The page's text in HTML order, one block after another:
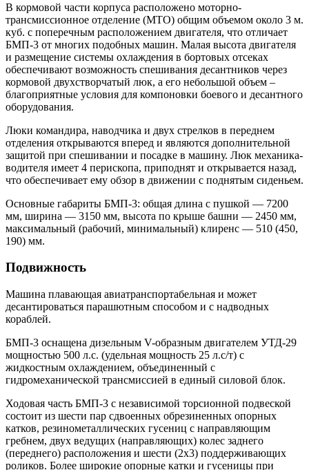
В кормовой части корпуса расположено моторно-
трансмиссионное отделение (МТО) общим объемом около 3 м.
куб. с поперечным расположением двигателя, что отличает
БМП-3 от многих подобных машин. Малая высота двигателя
и размещение системы охлаждения в бортовых отсеках
обеспечивают возможность спешивания десантников через
кормовой двухстворчатый люк, а его небольшой объем –
благоприятные условия для компоновки боевого и десантного
оборудования.
Люки командира, наводчика и двух стрелков в переднем
отделения открываются вперед и являются дополнительной
защитой при спешивании и посадке в машину. Люк механика-
водителя имеет 4 перископа, приподнят и открывается назад,
что обеспечивает ему обзор в движении с поднятым сиденьем.
Основные габариты БМП-3: общая длина с пушкой — 7200
мм, ширина — 3150 мм, высота по крыше башни — 2450 мм,
максимальный (рабочий, минимальный) клиренс — 510 (450,
190) мм.
Подвижность
Машина плавающая авиатранспортабельная и может
десантироваться парашютным способом и с надводных
кораблей.
БМП-3 оснащена дизельным V-образным двигателем УТД-29
мощностью 500 л.с. (удельная мощность 25 л.с/т) с
жидкостным охлаждением, объединенный с
гидромеханической трансмиссией в единый силовой блок.
Ходовая часть БМП-3 с независимой торсионной подвеской
состоит из шести пар сдвоенных обрезиненных опорных
катков, резинометаллических гусениц с направляющим
гребнем, двух ведущих (направляющих) колес заднего
(переднего) расположения и шести (2х3) поддерживающих
роликов. Более широкие опорные катки и гусеницы при